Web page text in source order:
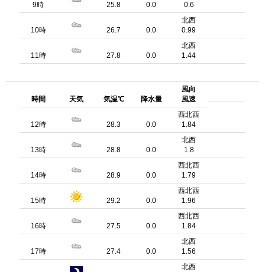
9時 25.8 0.0
0.6
10時 26.7 0.0
北西
0.99
11時 27.8 0.0
北西
1.44
時間 天気 気温℃ 降水量
風向
風速
12時 28.3 0.0
西北西
1.84
13時 28.8 0.0
北西
1.8
14時 28.9 0.0
西北西
1.79
15時 29.2 0.0
西北西
1.96
16時 27.5 0.0
西北西
1.84
17時 27.4 0.0
北西
1.56
北西